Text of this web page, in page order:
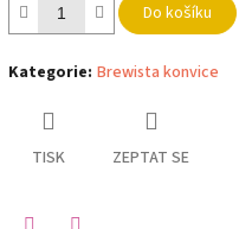
Do košíku
Kategorie: Brewista konvice
TISK ZEPTAT SE